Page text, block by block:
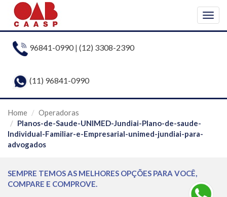
96841-0990| (12) 3308-2390
(11) 96841-0990
Home
Operadoras
Planos-de-Saude-UNIMED-Jundiai-Plano-de-saude-
Individual-Familiar-e-Empresarial-unimed-jundiai-para-
advogados
SEMPRE TEMOS AS MELHORES OPÇÕES PARA VOCÊ,
COMPARE E COMPROVE.